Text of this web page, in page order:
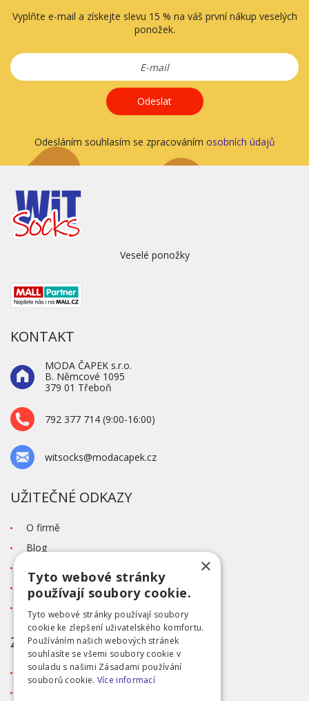
Vyplňte e-mail a získejte slevu 15 % na váš první nákup veselých
ponožek.
Odeslat
Odesláním souhlasím se zpracováním osobních údajů
Veselé ponožky
KONTAKT
MODA ČAPEK s.r.o.
B. Němcové 1095
379 01 Třeboň
792 377 714 (9:00-16:00)
witsocks@modacapek.cz
UŽITEČNÉ ODKAZY
O firmě
Blog
Tabulka velikostí
Ochrana osobních údajů GDPR
ZÁKAZNICKÝ SERVIS
Obchodní podmínky
×
Tyto webové stránky
používají soubory cookie.
Tyto webové stránky používají soubory
cookie ke zlepšení uživatelského komfortu.
Používáním našich webových stránek
souhlasíte se všemi soubory cookie v
souladu s našimi Zásadami používání
souborů cookie. Více informací